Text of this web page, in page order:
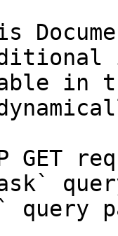
in
GET